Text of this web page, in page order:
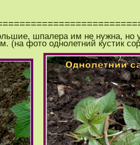
шпалера им не нужна, но
(на фото однолетний кустик